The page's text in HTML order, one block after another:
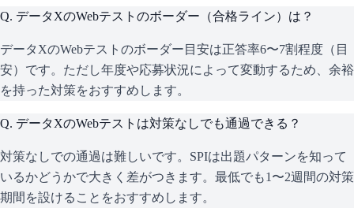
Q. データXのWebテストのボーダー（合格ライン）は？
データXのWebテストのボーダー目安は正答率6〜7割程度（目
安）です。ただし年度や応募状況によって変動するため、余裕
を持った対策をおすすめします。
Q. データXのWebテストは対策なしでも通過できる？
対策なしでの通過は難しいです。SPIは出題パターンを知って
いるかどうかで大きく差がつきます。最低でも1〜2週間の対策
期間を設けることをおすすめします。